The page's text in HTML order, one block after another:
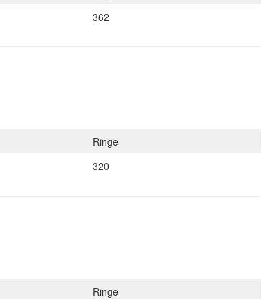
362
Ringe
320
Ringe